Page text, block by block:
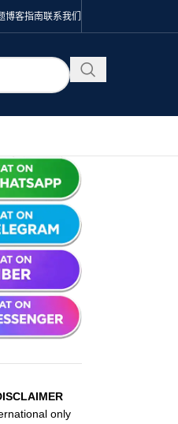
博客指南联系我们
only